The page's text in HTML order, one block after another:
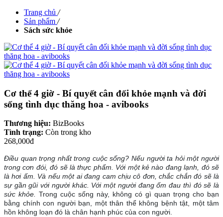
Trang chủ /
Sản phẩm /
Sách sức khỏe
Cơ thể 4 giờ - Bí quyết cân đối khỏe mạnh và đời
sống tình dục thăng hoa - avibooks
Thương hiệu: BizBooks
Tình trạng: Còn trong kho
268,000đ
Điều quan trọng nhất trong cuộc sống? Nếu người ta hỏi một người
trong cơn đói, đó sẽ là thực phẩm. Với một kẻ nào đang lạnh, đó sẽ
là hơi ấm. Và nếu một ai đang cam chịu cô đơn, chắc chắn đó sẽ là
sự gần gũi với người khác. Với một người đang ốm đau thì đó sẽ là
sức khỏe. Trong cuộc sống này, không có gì quan trọng cho bạn
bằng chính con người bạn, một thân thể không bệnh tật, một tâm
hồn không loạn đó là chân hạnh phúc của con người.